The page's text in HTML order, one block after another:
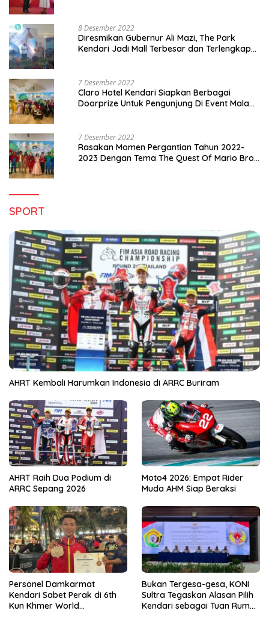
8 Desember 2022
Diresmikan Gubernur Ali Mazi, The Park
Kendari Jadi Mall Terbesar dan Terlengkap
7 Desember 2022
Claro Hotel Kendari Siapkan Berbagai
Doorprize Untuk Pengunjung Di Event Malam
7 Desember 2022
Rasakan Momen Pergantian Tahun 2022-
2023 Dengan Tema The Quest Of Mario Bros
SPORT
AHRT Kembali Harumkan Indonesia di ARRC Buriram
AHRT Raih Dua Podium di
ARRC Sepang 2026
Moto4 2026: Empat Rider
Muda AHM Siap Beraksi
Personel Damkarmat
Kendari Sabet Perak di 6th
Kun Khmer World
Bukan Tergesa-gesa, KONI
Sultra Tegaskan Alasan Pilih
Kendari sebagai Tuan Rumah